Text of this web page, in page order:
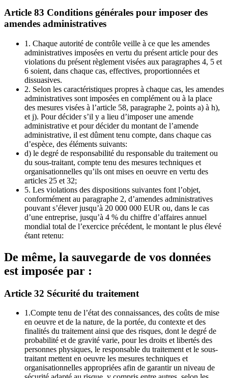
Article 83 Conditions générales pour imposer des
amendes administratives
1. Chaque autorité de contrôle veille à ce que les amendes
administratives imposées en vertu du présent article pour des
violations du présent règlement visées aux paragraphes 4, 5 et
6 soient, dans chaque cas, effectives, proportionnées et
dissuasives.
2. Selon les caractéristiques propres à chaque cas, les amendes
administratives sont imposées en complément ou à la place
des mesures visées à l’article 58, paragraphe 2, points a) à h),
et j). Pour décider s’il y a lieu d’imposer une amende
administrative et pour décider du montant de l’amende
administrative, il est dûment tenu compte, dans chaque cas
d’espèce, des éléments suivants:
d) le degré de responsabilité du responsable du traitement ou
du sous-traitant, compte tenu des mesures techniques et
organisationnelles qu’ils ont mises en oeuvre en vertu des
articles 25 et 32;
5. Les violations des dispositions suivantes font l’objet,
conformément au paragraphe 2, d’amendes administratives
pouvant s’élever jusqu’à 20 000 000 EUR ou, dans le cas
d’une entreprise, jusqu’à 4 % du chiffre d’affaires annuel
mondial total de l’exercice précédent, le montant le plus élevé
étant retenu:
De même, la sauvegarde de vos données
est imposée par :
Article 32 Sécurité du traitement
1.Compte tenu de l’état des connaissances, des coûts de mise
en oeuvre et de la nature, de la portée, du contexte et des
finalités du traitement ainsi que des risques, dont le degré de
probabilité et de gravité varie, pour les droits et libertés des
personnes physiques, le responsable du traitement et le sous-
traitant mettent en oeuvre les mesures techniques et
organisationnelles appropriées afin de garantir un niveau de